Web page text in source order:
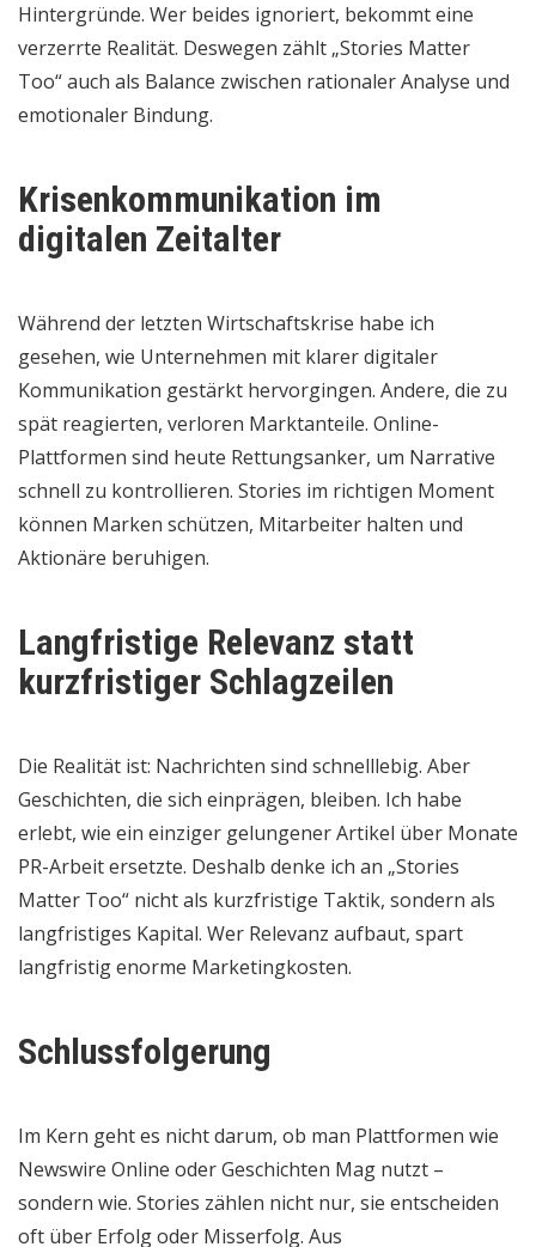
Hintergründe. Wer beides ignoriert, bekommt eine
verzerrte Realität. Deswegen zählt „Stories Matter
Too“ auch als Balance zwischen rationaler Analyse und
emotionaler Bindung.
Krisenkommunikation im
digitalen Zeitalter
Während der letzten Wirtschaftskrise habe ich
gesehen, wie Unternehmen mit klarer digitaler
Kommunikation gestärkt hervorgingen. Andere, die zu
spät reagierten, verloren Marktanteile. Online-
Plattformen sind heute Rettungsanker, um Narrative
schnell zu kontrollieren. Stories im richtigen Moment
können Marken schützen, Mitarbeiter halten und
Aktionäre beruhigen.
Langfristige Relevanz statt
kurzfristiger Schlagzeilen
Die Realität ist: Nachrichten sind schnelllebig. Aber
Geschichten, die sich einprägen, bleiben. Ich habe
erlebt, wie ein einziger gelungener Artikel über Monate
PR-Arbeit ersetzte. Deshalb denke ich an „Stories
Matter Too“ nicht als kurzfristige Taktik, sondern als
langfristiges Kapital. Wer Relevanz aufbaut, spart
langfristig enorme Marketingkosten.
Schlussfolgerung
Im Kern geht es nicht darum, ob man Plattformen wie
Newswire Online oderGeschichten Mag nutzt –
sondern wie. Stories zählen nicht nur, sie entscheiden
oft über Erfolg oder Misserfolg. Aus